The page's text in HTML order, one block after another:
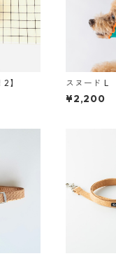
】 スヌード L
¥2,200